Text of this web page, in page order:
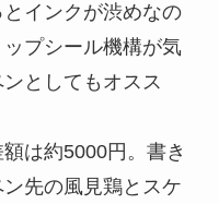
インクが渋めなの
プシール機構が気
としてもオスス
は約5000円。書き
先の風見鶏とスケ